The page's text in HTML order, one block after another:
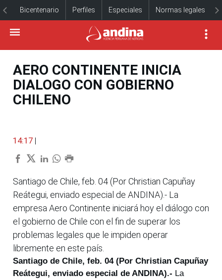
Bicentenario Perfiles Especiales Normas legales
AERO CONTINENTE INICIA
DIALOGO CON GOBIERNO
CHILENO
14:17 |
Santiago de Chile, feb. 04 (Por Christian Capuñay
Reátegui, enviado especial de ANDINA).- La
empresa Aero Continente iniciará hoy el diálogo con
el gobierno de Chile con el fin de superar los
problemas legales que le impiden operar
libremente en este país.
Santiago de Chile, feb. 04 (Por Christian Capuñay
Reátegui, enviado especial de ANDINA).- La